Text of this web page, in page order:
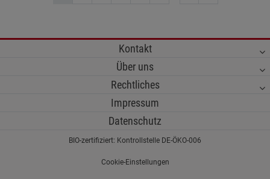
Kontakt
Über uns
Rechtliches
Impressum
Datenschutz
BIO-zertifiziert: Kontrollstelle DE-ÖKO-006
Cookie-Einstellungen